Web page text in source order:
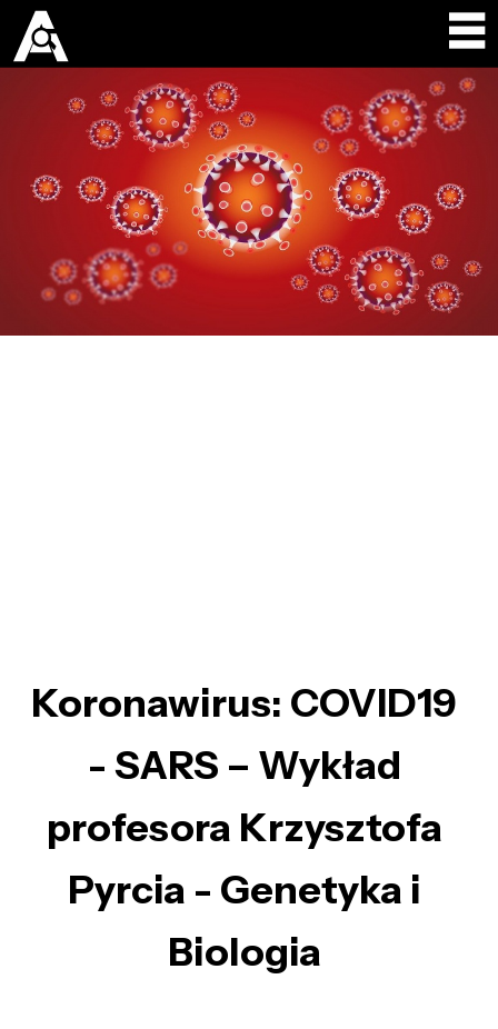
Koronawirus: COVID19
- SARS – Wykład
profesora Krzysztofa
Pyrcia - Genetyka i
Biologia